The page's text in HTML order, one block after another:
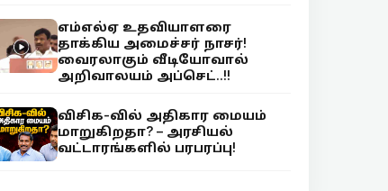
எம்எல்ஏ உதவியாளரை
தாக்கிய அமைச்சர் நாசர்!
வைரலாகும் வீடியோவால்
அறிவாலயம் அப்செட்..!!
விசிக-வில் அதிகார மையம்
மாறுகிறதா? – அரசியல்
வட்டாரங்களில் பரபரப்பு!